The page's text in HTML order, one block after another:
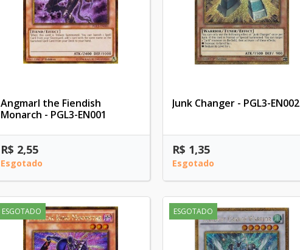
Angmarl the Fiendish
Monarch - PGL3-EN001
R$ 2,55
Esgotado
Junk Changer - PGL3-EN002
R$ 1,35
Esgotado
ESGOTADO ESGOTADO